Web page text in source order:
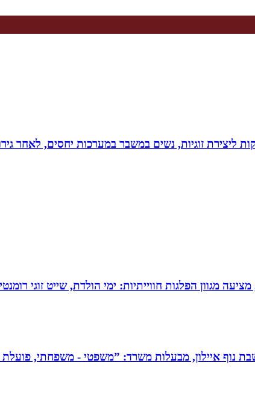
ליצירת זוגיות, נשים במשבר במערכות יחסים, לאחר
מגוון הפלגות חווייתיות: ימי הולדת, שייט זוגי
נוף איילון, מבעלות משרד: ”משפטי - משפחתי, פועלת